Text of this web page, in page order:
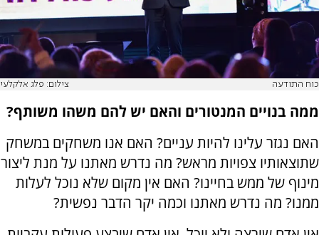
כוח התודעה צילום: פלג אלקלעי
ממה בנויים המנטורים והאם יש להם משהו משותף?
האם נגזר עלינו להיות עניים? האם אנו משחקים במשחק
שתוצאותיו צפויות מראש? מה נדרש מאתנו על מנת ליצור
מינוף של ממש בחיינו? האם אין מקום שלא נוכל לעלות
ממנו? מה נדרש מאתנו וכמה יקר הדבר נפשית?